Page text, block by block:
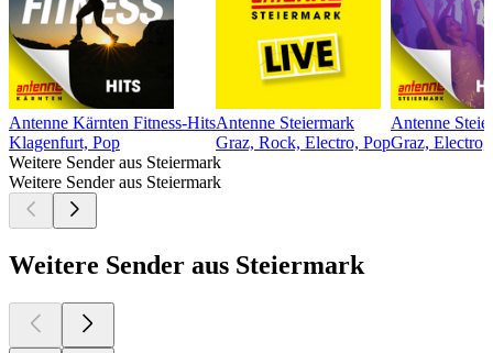
Antenne Kärnten Fitness-Hits
Klagenfurt, Pop
Antenne Steiermark
Graz, Rock, Electro, Pop
Antenne
Graz, Electro,
Weitere Sender aus Steiermark
Weitere Sender aus Steiermark
Weitere Sender aus Steiermark